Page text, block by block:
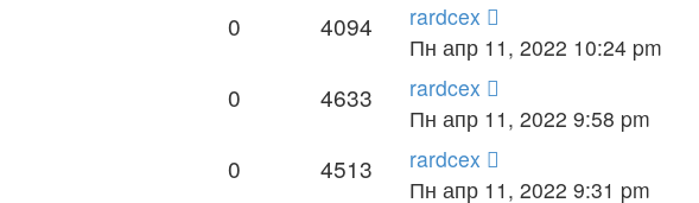
0 4094
rardcex
Пн апр 11, 2022 10:24 pm
0 4633
rardcex
Пн апр 11, 2022 9:58 pm
0 4513
rardcex
Пн апр 11, 2022 9:31 pm